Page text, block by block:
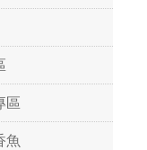
區
魚